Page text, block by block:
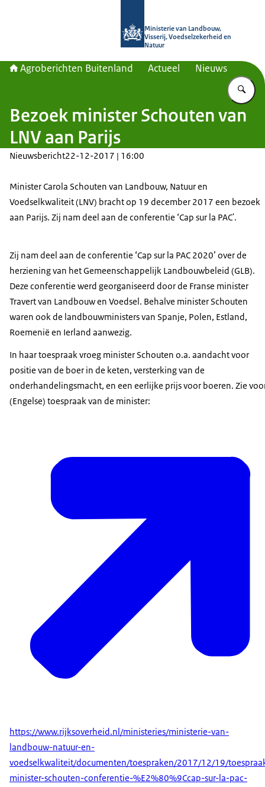
Ministerie van Landbouw,
Visserij, Voedselzekerheid en
Natuur
Agroberichten Buitenland Actueel Nieuws
Bezoek minister Schouten van
LNV aan Parijs
Nieuwsbericht22-12-2017 | 16:00
Minister Carola Schouten van Landbouw, Natuur en
Voedselkwaliteit (LNV) bracht op 19 december 2017 een bezoek
aan Parijs. Zij nam deel aan de conferentie ‘Cap sur la PAC'.
Zij nam deel aan de conferentie ‘Cap sur la PAC 2020’ over de
herziening van het Gemeenschappelijk Landbouwbeleid (GLB).
Deze conferentie werd georganiseerd door de Franse minister
Travert van Landbouw en Voedsel. Behalve minister Schouten
waren ook de landbouwministers van Spanje, Polen, Estland,
Roemenië en Ierland aanwezig.
In haar toespraak vroeg minister Schouten o.a. aandacht voor
positie van de boer in de keten, versterking van de
onderhandelingsmacht, en een eerlijke prijs voor boeren. Zie
(Engelse) toespraak van de minister:
https://www.rijksoverheid.nl/ministeries/ministerie-van-
landbouw-natuur-en-
voedselkwaliteit/documenten/toespraken/2017/12/19/
minister-schouten-conferentie-%E2%80%9Ccap-sur-la-pac-